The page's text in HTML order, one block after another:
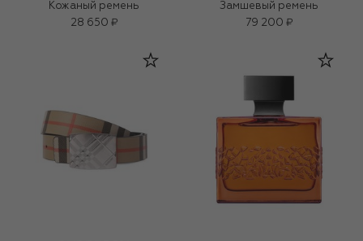
Кожаный ремень
28 650 ₽
Замшевый ремень
79 200 ₽